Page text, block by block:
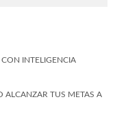
INTELIGENCIA
ALCANZAR TUS METAS A